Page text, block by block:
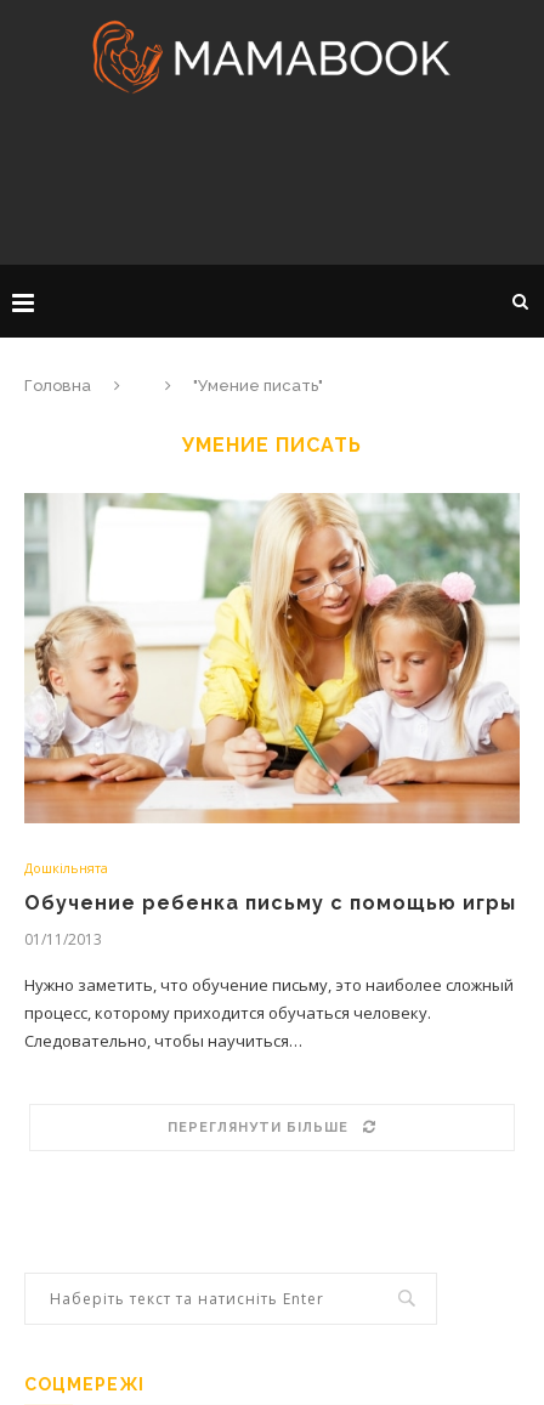
Головна "Умение писать"
УМЕНИЕ ПИСАТЬ
Дошкільнята
Обучение ребенка письму с помощью игры
01/11/2013
Нужно заметить, что обучение письму, это наиболее сложный
процесс, которому приходится обучаться человеку.
Следовательно, чтобы научиться…
ПЕРЕГЛЯНУТИ БІЛЬШЕ
СОЦМЕРЕЖІ